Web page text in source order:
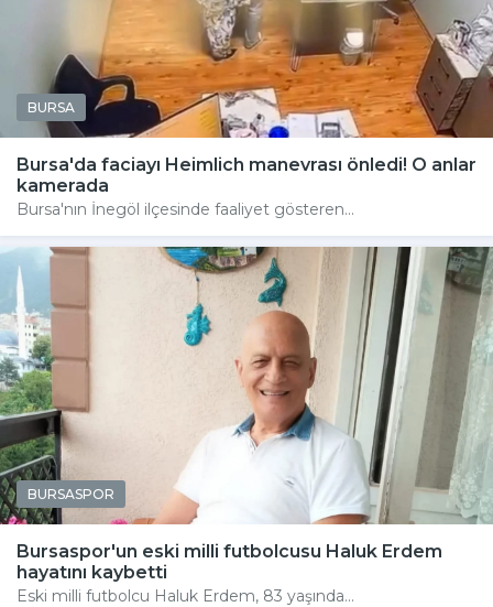
BURSA
Bursa'da faciayı Heimlich manevrası önledi! O anlar
kamerada
Bursa'nın İnegöl ilçesinde faaliyet gösteren...
BURSASPOR
Bursaspor'un eski milli futbolcusu Haluk Erdem
hayatını kaybetti
Eski milli futbolcu Haluk Erdem, 83 yaşında...